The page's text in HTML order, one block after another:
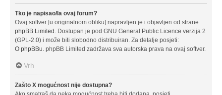
Tko je napisao/la ovaj forum?
Ovaj softver [u originalnom obliku] napravljen je i objavljen od strane
phpBB Limited. Dostupan je pod GNU General Public Licence verzija 2
(GPL-2.0) i može biti slobodno distribuiran. Za detalje posjeti:
O phpBBu. phpBB Limited zadržava sva autorska prava na ovaj softver.
Vrh
Zašto X mogućnost nije dostupna?